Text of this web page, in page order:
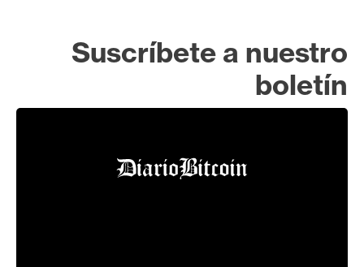
Suscríbete a nuestro
boletín